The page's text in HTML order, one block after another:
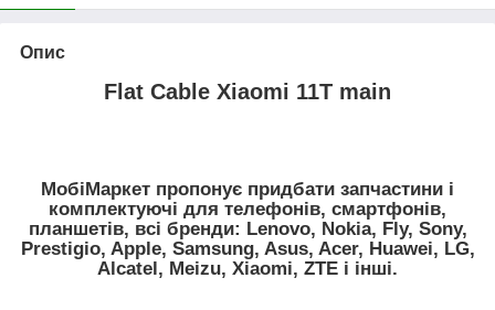
Опис
Flat Cable Xiaomi 11T main
МобіМаркет пропонує придбати запчастини і
комплектуючі для телефонів, смартфонів,
планшетів, всі бренди: Lenovo, Nokia, Fly, Sony,
Prestigio, Apple, Samsung, Asus, Acer, Huawei, LG,
Alcatel, Meizu, Xiaomi, ZTE і інші.